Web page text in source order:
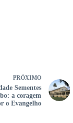
PRÓXIMO
Sementes
a coragem
o Evangelho